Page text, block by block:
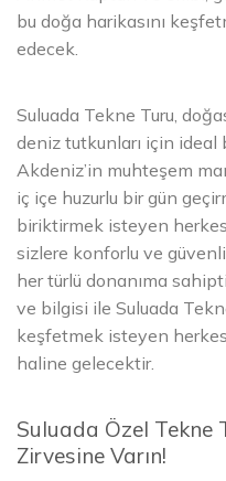
bu doğa harikasını
edecek.
Suluada Tekne Turu,
deniz tutkunları için ideal
Akdeniz’in muhteşem
iç içe huzurlu bir gün
biriktirmek isteyen
sizlere konforlu ve
her türlü donanıma
ve bilgisi ile Suluada
keşfetmek isteyen
haline gelecektir.
Suluada Özel Tekne
Zirvesine Varın!